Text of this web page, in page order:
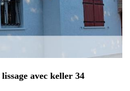
avec keller 34